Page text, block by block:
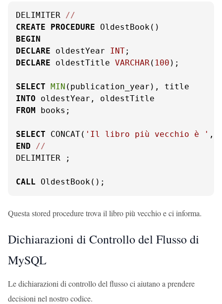
DELIMITER //
CREATE
PROCEDURE
BEGIN
DECLARE oldestYear INT
DECLARE oldestTitle VARCHAR( 100 );
SELECT MIN
INTO
FROM books;
SELECT CONCAT( 'Il libro più vecchio è ' ,
END
//
DELIMITER ;
CALL OldestBook();
Questa stored procedure trova il libro più vecchio e ci informa.
Dichiarazioni di Controllo del Flusso di
MySQL
Le dichiarazioni di controllo del flusso ci aiutano a prendere
decisioni nel nostro codice.